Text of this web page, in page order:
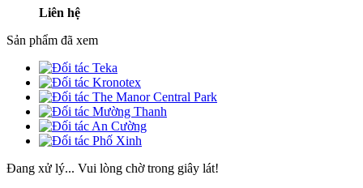
Liên hệ
Sản phẩm đã xem
Đang xử lý... Vui lòng chờ trong giây lát!